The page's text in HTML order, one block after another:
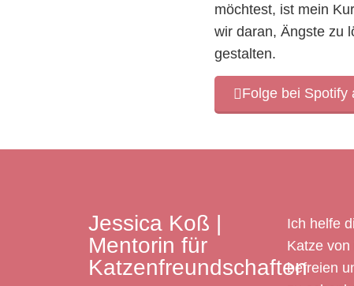
möchtest, ist mein
wir daran, Ängste zu
gestalten.
Folge bei Spotify
Jessica Koß |
Mentorin für
Katzenfreundschaften
Ich helfe
Katze von
befreien